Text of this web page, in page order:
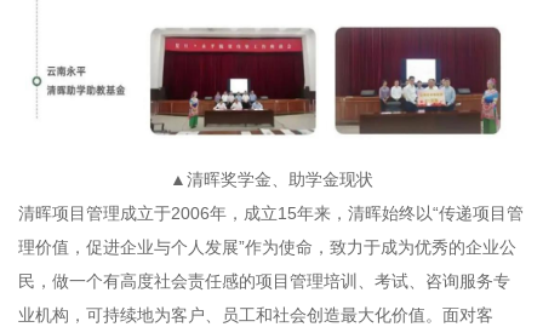
▲清晖奖学金、助学金现状
清晖项目管理成立于2006年，成立15年来，清晖始终以“传递项目管
理价值，促进企业与个人发展”作为使命，致力于成为优秀的企业公
民，做一个有高度社会责任感的项目管理培训、考试、咨询服务专
业机构，可持续地为客户、员工和社会创造最大化价值。面对客